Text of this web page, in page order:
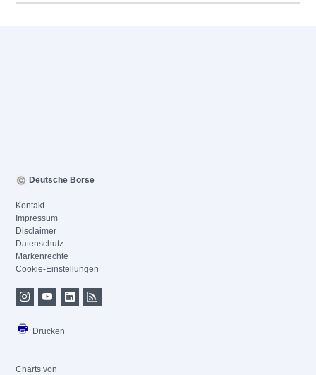
Deutsche Börse
Kontakt
Impressum
Disclaimer
Datenschutz
Markenrechte
Cookie-Einstellungen
Drucken
Charts von